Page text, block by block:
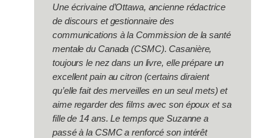
Une écrivaine d’Ottawa, ancienne rédactrice
de discours et gestionnaire des
communications à la Commission de la santé
mentale du Canada (CSMC). Casanière,
toujours le nez dans un livre, elle prépare un
excellent pain au citron (certains diraient
qu’elle fait des merveilles en un seul mets) et
aime regarder des films avec son époux et sa
fille de 14 ans. Le temps que Suzanne a
passé à la CSMC a renforcé son intérêt